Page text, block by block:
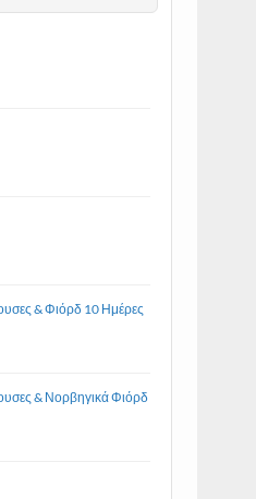
& Φιόρδ 10 Ημέρες
& Νορβηγικά Φιόρδ